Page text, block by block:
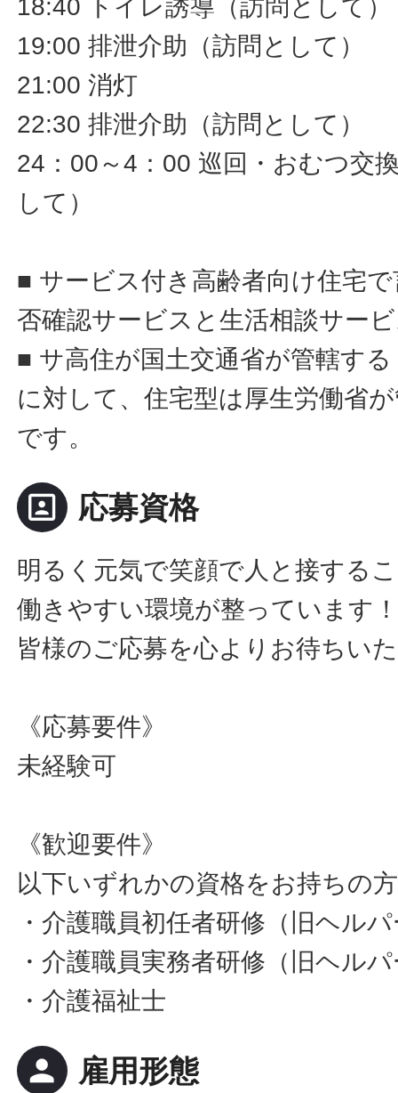
18:40 トイレ誘導（訪問として）
19:00 排泄介助（訪問として）
21:00 消灯
22:30 排泄介助（訪問として）
24：00～4：00 巡回・おむつ交
して）
■ サービス付き高齢者向け住宅
否確認サービスと生活相談サー
■ サ高住が国土交通省が管轄す
に対して、住宅型は厚生労働省
です。
portrait 応募資格
明るく元気で笑顔で人と接する
働きやすい環境が整っています
皆様のご応募を心よりお待ちい
《応募要件》
未経験可
《歓迎要件》
以下いずれかの資格をお持ちの方
・介護職員初任者研修（旧ヘル
・介護職員実務者研修（旧ヘル
・介護福祉士
person 雇用形態